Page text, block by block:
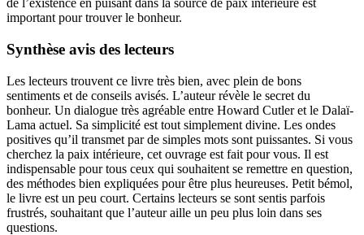
de l’existence en puisant dans la source de paix intérieure est
important pour trouver le bonheur.
Synthèse avis des lecteurs
Les lecteurs trouvent ce livre très bien, avec plein de bons
sentiments et de conseils avisés. L’auteur révèle le secret du
bonheur. Un dialogue très agréable entre Howard Cutler et le Dalaï-
Lama actuel. Sa simplicité est tout simplement divine. Les ondes
positives qu’il transmet par de simples mots sont puissantes. Si vous
cherchez la paix intérieure, cet ouvrage est fait pour vous. Il est
indispensable pour tous ceux qui souhaitent se remettre en question,
des méthodes bien expliquées pour être plus heureuses. Petit bémol,
le livre est un peu court. Certains lecteurs se sont sentis parfois
frustrés, souhaitant que l’auteur aille un peu plus loin dans ses
questions.